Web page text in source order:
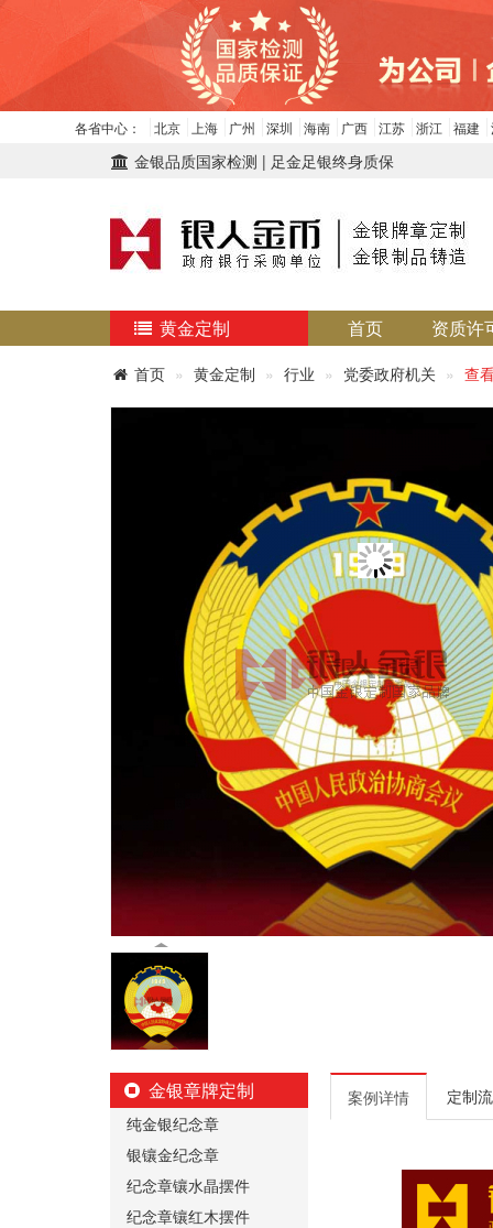
各省中心： 北京 上海 广州 深圳 海南 广西 江苏 浙江 福建
金银品质国家检测 | 足金足银终身质保
黄金定制 首页 资质许
首页 黄金定制 行业 党委政府机关 查
金银章牌定制
纯金银纪念章
银镶金纪念章
纪念章镶水晶摆件
纪念章镶红木摆件
案例详情 定制